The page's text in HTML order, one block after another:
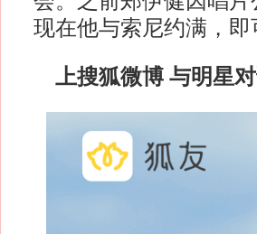
现在他与索尼约满，
上搜狐微博 与明星